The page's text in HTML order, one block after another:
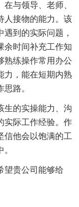
与领导、老师、
人接物的能力。该
到的实际问题，
余时间补充工作知
熟练操作常用办公
力，能在短期内熟
路。
生的实操能力、沟
实际工作经验。作
信他会以饱满的工
望贵公司能够给